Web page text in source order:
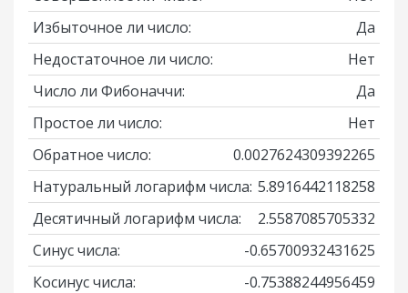
Избыточное ли число:
Да
Недостаточное ли число:
Нет
Число ли Фибоначчи:
Да
Простое ли число:
Нет
Обратное число:
0.0027624309392265
Натуральный логарифм числа: 5.8916442118258
Десятичный логарифм числа:
2.5587085705332
Синус числа:
-0.65700932431625
Косинус числа:
-0.75388244956459